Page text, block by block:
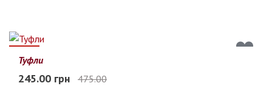
48%
Туфли
245.00 грн 475.00